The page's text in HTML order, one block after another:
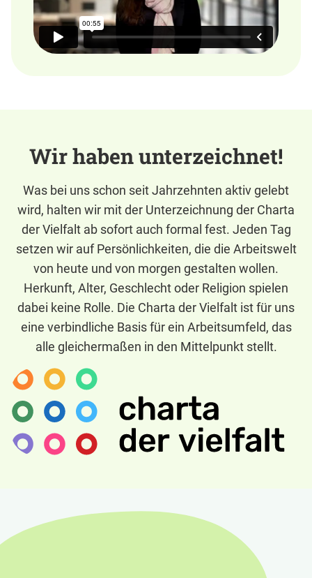
Wir haben unterzeichnet!
Was bei uns schon seit Jahrzehnten aktiv gelebt
wird, halten wir mit der Unterzeichnung der Charta
der Vielfalt ab sofort auch formal fest. Jeden Tag
setzen wir auf Persönlichkeiten, die die Arbeitswelt
von heute und von morgen gestalten wollen.
Herkunft, Alter, Geschlecht oder Religion spielen
dabei keine Rolle. Die Charta der Vielfalt ist für uns
eine verbindliche Basis für ein Arbeitsumfeld, das
alle gleichermaßen in den Mittelpunkt stellt.